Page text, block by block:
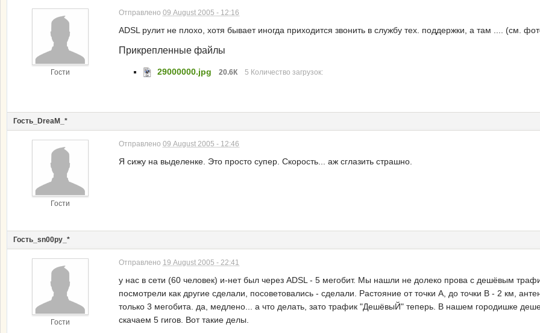
Гости
Отправлено 09 August 2005 - 12:16
ADSL рулит не плохо, хотя бывает иногда приходится звонить в службу тех. поддержки, а там .... (см.
Прикрепленные файлы
29000000.jpg 20.6К 5 Количество загрузок:
Гость_DreaM_*
Гости
Отправлено 09 August 2005 - 12:46
Я сижу на выделенке. Это просто супер. Скорость... аж сглазить страшно.
Гость_sn00py_*
Гости
Отправлено 19 August 2005 - 22:41
у нас в сети (60 человек) и-нет был через ADSL - 5 мегобит. Мы нашли не долеко прова с дешёвым
посмотрели как другие сделали, посоветовались - сделали. Растояние от точки А, до точки В - 2 км,
только 3 мегобита. да, медлено... а что делать, зато трафик "ДешёвыЙ" теперь. В нашем городишке
скачаем 5 гигов. Вот такие делы.